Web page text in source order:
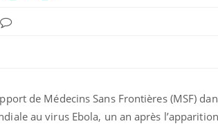
de Médecins Sans Frontières (MSF)
au virus Ebola, un an après